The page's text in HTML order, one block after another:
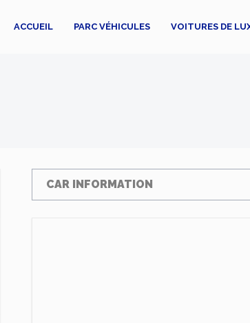
ACCUEIL PARC VÉHICULES VOITURES DE
CAR INFORMATION